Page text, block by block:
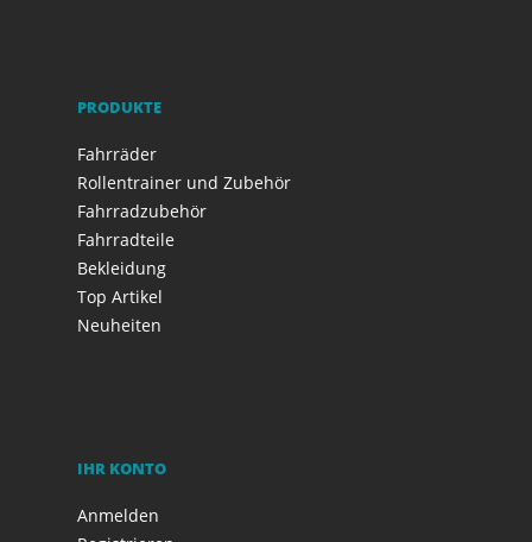
PRODUKTE
Fahrräder
Rollentrainer und Zubehör
Fahrradzubehör
Fahrradteile
Bekleidung
Top Artikel
Neuheiten
IHR KONTO
Anmelden